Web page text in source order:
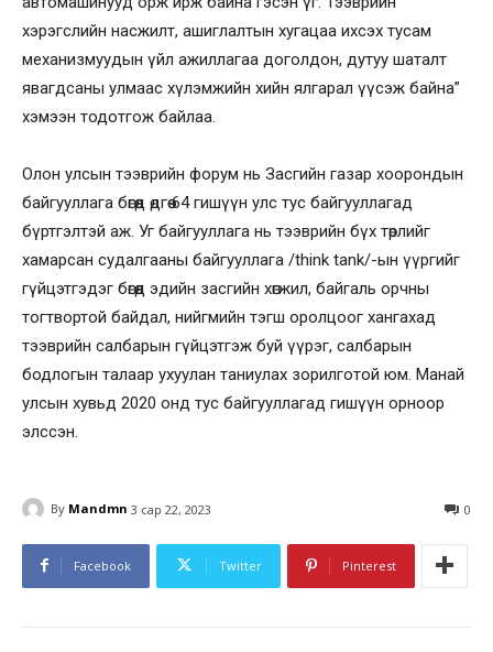
хэрэгслийн насжилт, ашиглалтын хугацаа ихсэх тусам
механизмуудын үйл ажиллагаа доголдон, дутуу шаталт
явагдсаны улмаас хүлэмжийн хийн ялгарал үүсэж байна”
хэмээн тодотгож байлаа.
Олон улсын тээврийн форум нь Засгийн газар хоорондын
байгууллага бөгөөд өдгөө 64 гишүүн улс тус байгууллагад
бүртгэлтэй аж. Уг байгууллага нь тээврийн бүх төрлийг
хамарсан судалгааны байгууллага /think tank/-ын үүргийг
гүйцэтгэдэг бөгөөд эдийн засгийн хөгжил, байгаль орчны
тогтвортой байдал, нийгмийн тэгш оролцоог хангахад
тээврийн салбарын гүйцэтгэж буй үүрэг, салбарын
бодлогын талаар ухуулан таниулах зорилготой юм. Манай
улсын хувьд 2020 онд тус байгууллагад гишүүн орноор
элссэн.
By Mandmn 3 сар 22, 2023 0
Facebook Twitter Pinterest